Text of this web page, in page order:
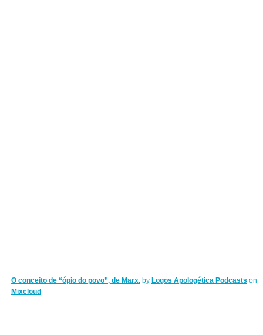
O conceito de “ópio do povo”, de Marx. by Logos Apologética Podcasts on
Mixcloud